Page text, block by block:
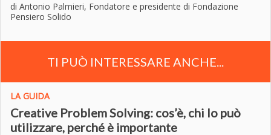
di Antonio Palmieri, Fondatore e presidente di Fondazione
Pensiero Solido
TI PUÒ INTERESSARE ANCHE...
LA GUIDA
Creative Problem Solving: cos’è, chi lo può
utilizzare, perché è importante